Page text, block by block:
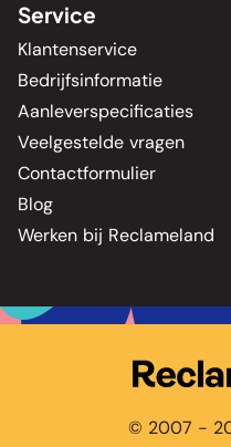
Service
Klantenservice
Bedrijfsinformatie
Aanleverspecificaties
Veelgestelde vragen
Contactformulier
Blog
Werken bij Reclameland
© 2007 -